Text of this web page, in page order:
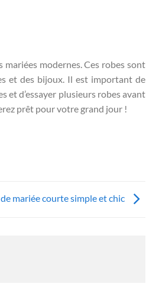
modernes. Ces robes sont
et des bijoux. Il est important de
et d’essayer plusieurs robes avant
prêt pour votre grand jour !
mariée courte simple et chic